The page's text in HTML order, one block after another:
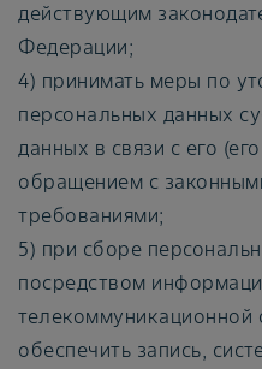
действующим
Федерации;
4) принимать меры по
персональных данных
данных в связи с его
обращением с
требованиями;
5) при сборе
посредством
телекоммуникационной
обеспечить запись,